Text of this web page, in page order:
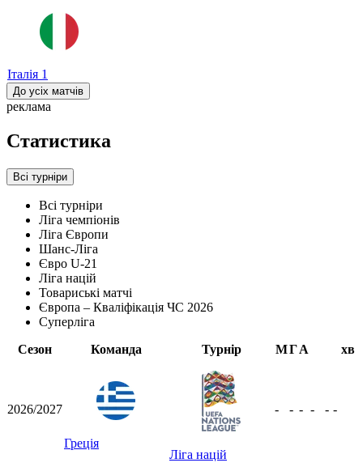
Італія 1
До усіх матчів
реклама
Статистика
Всі турніри
Всі турніри
Ліга чемпіонів
Ліга Європи
Шанс-Ліга
Євро U-21
Ліга націй
Товариські матчі
Європа – Кваліфікація ЧС 2026
Суперліга
Сезон
Команда Турнір МГА хв
2026/2027
Греція
Ліга націй
- - - - - -